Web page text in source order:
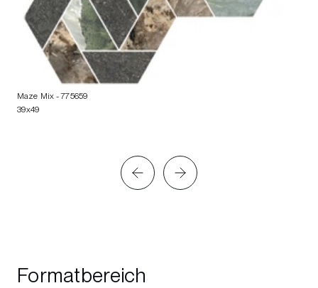
Maze Mix- 775659
39x49
Formatbereich